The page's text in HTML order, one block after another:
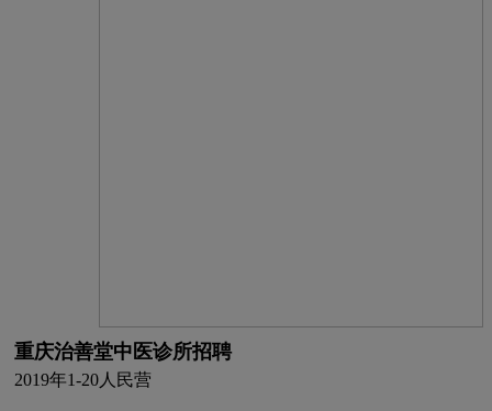
重庆治善堂中医诊所招聘
2019年1-20人 民营